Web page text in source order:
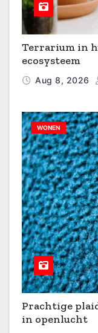
Terrarium in
ecosysteem
Aug 8, 2026
WONEN
Prachtige
in openlucht